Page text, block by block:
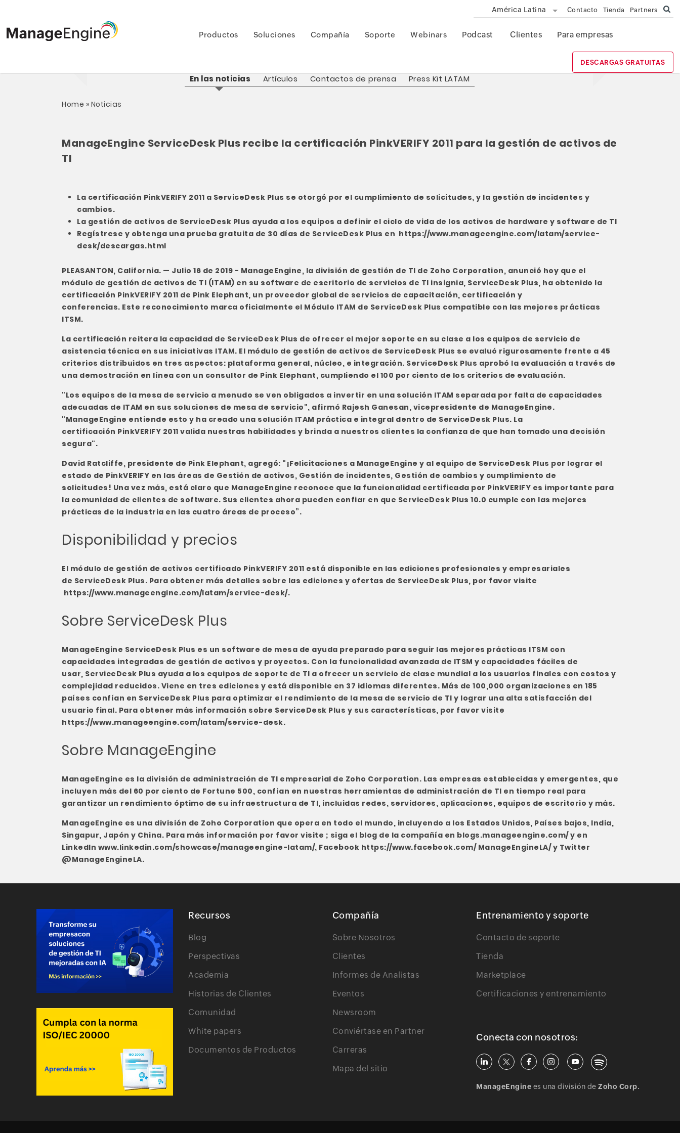
América Latina Contacto Tienda Partners
Productos Soluciones Compañía Soporte Webinars Podcast Clientes Para empresas
DESCARGAS GRATUITAS
En las noticias Artículos Contactos de prensa Press Kit LATAM
Home » Noticias
ManageEngine ServiceDesk Plus recibe la certificación PinkVERIFY 2011 para la gestión de activos de
TI
La certificación PinkVERIFY 2011 a ServiceDesk Plus se otorgó por el cumplimiento de solicitudes, y la gestión de incidentes y
cambios.
La gestión de activos de ServiceDesk Plus ayuda a los equipos a definir el ciclo de vida de los activos de hardware y software de TI
Regístrese y obtenga una prueba gratuita de 30 días de ServiceDesk Plus en https://www.manageengine.com/latam/service-
desk/descargas.html
PLEASANTON, California. — Julio 16 de 2019 - ManageEngine, la división de gestión de TI de Zoho Corporation, anunció hoy que el
módulo de gestión de activos de TI (ITAM) en su software de escritorio de servicios de TI insignia, ServiceDesk Plus, ha obtenido la
certificación PinkVERIFY 2011 de Pink Elephant, un proveedor global de servicios de capacitación, certificación y
conferencias. Este reconocimiento marca oficialmente el Módulo ITAM de ServiceDesk Plus compatible con las mejores prácticas
ITSM.
La certificación reitera la capacidad de ServiceDesk Plus de ofrecer el mejor soporte en su clase a los equipos de servicio de
asistencia técnica en sus iniciativas ITAM. El módulo de gestión de activos de ServiceDesk Plus se evaluó rigurosamente frente a 45
criterios distribuidos en tres aspectos: plataforma general, núcleo, e integración. ServiceDesk Plus aprobó la evaluación a través de
una demostración en línea con un consultor de Pink Elephant, cumpliendo el 100 por ciento de los criterios de evaluación.
"Los equipos de la mesa de servicio a menudo se ven obligados a invertir en una solución ITAM separada por falta de capacidades
adecuadas de ITAM en sus soluciones de mesa de servicio", afirmó Rajesh Ganesan, vicepresidente de ManageEngine.
"ManageEngine entiende esto y ha creado una solución ITAM práctica e integral dentro de ServiceDesk Plus. La
certificación PinkVERIFY 2011 valida nuestras habilidades y brinda a nuestros clientes la confianza de que han tomado una decisión
segura".
David Ratcliffe, presidente de Pink Elephant, agregó: "¡Felicitaciones a ManageEngine y al equipo de ServiceDesk Plus por lograr el
estado de PinkVERIFY en las áreas de Gestión de activos, Gestión de incidentes, Gestión de cambios y cumplimiento de
solicitudes! Una vez más, está claro que ManageEngine reconoce que la funcionalidad certificada por PinkVERIFY es importante para
la comunidad de clientes de software. Sus clientes ahora pueden confiar en que ServiceDesk Plus 10.0 cumple con las mejores
prácticas de la industria en las cuatro áreas de proceso”.
Disponibilidad y precios
El módulo de gestión de activos certificado PinkVERIFY 2011 está disponible en las ediciones profesionales y empresariales
de ServiceDesk Plus. Para obtener más detalles sobre las ediciones y ofertas de ServiceDesk Plus, por favor visite
https://www.manageengine.com/latam/service-desk/.
Sobre ServiceDesk Plus
ManageEngine ServiceDesk Plus es un software de mesa de ayuda preparado para seguir las mejores prácticas ITSM con
capacidades integradas de gestión de activos y proyectos. Con la funcionalidad avanzada de ITSM y capacidades fáciles de
usar, ServiceDesk Plus ayuda a los equipos de soporte de TI a ofrecer un servicio de clase mundial a los usuarios finales con costos y
complejidad reducidos. Viene en tres ediciones y está disponible en 37 idiomas diferentes. Más de 100,000 organizaciones en 185
países confían en ServiceDesk Plus para optimizar el rendimiento de la mesa de servicio de TI y lograr una alta satisfacción del
usuario final. Para obtener más información sobre ServiceDesk Plus y sus características, por favor visite
https://www.manageengine.com/latam/service-desk.
Sobre ManageEngine
ManageEngine es la división de administración de TI empresarial de Zoho Corporation. Las empresas establecidas y emergentes, que
incluyen más del 60 por ciento de Fortune 500, confían en nuestras herramientas de administración de TI en tiempo real para
garantizar un rendimiento óptimo de su infraestructura de TI, incluidas redes, servidores, aplicaciones, equipos de escritorio y más.
ManageEngine es una división de Zoho Corporation que opera en todo el mundo, incluyendo a los Estados Unidos, Países bajos, India,
Singapur, Japón y China. Para más información por favor visite ; siga el blog de la compañía en blogs.manageengine.com/y en
LinkedIn www.linkedin.com/showcase/manageengine-latam/, Facebook https://www.facebook.com/ ManageEngineLA/y Twitter
@ManageEngineLA.
Recursos
Blog
Perspectivas
Academia
Historias de Clientes
Comunidad
White papers
Documentos de Productos
Compañía
Sobre Nosotros
Clientes
Informes de Analistas
Eventos
Newsroom
Conviértase en Partner
Carreras
Mapa del sitio
Entrenamiento y soporte
Contacto de soporte
Tienda
Marketplace
Certificaciones y entrenamiento
Conecta con nosotros:
ManageEngine es una división deZoho Corp.